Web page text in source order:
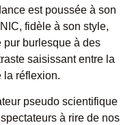
est poussée à son
fidèle à son style,
pur burlesque à des
saisissant entre la
la réflexion.
pseudo scientifique
à rire de nos